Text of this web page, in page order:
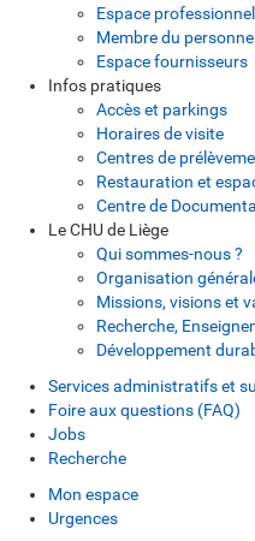
Espace
Membre du
Espace fournisseurs
Infos pratiques
Accès et parkings
Horaires de visite
Centres de
Restauration et
Centre de
Le CHU de Liège
Qui sommes-nous ?
Organisation
Missions, visions et
Recherche,
Développement
Services administratifs et
Foire aux questions (FAQ)
Jobs
Recherche
Mon espace
Urgences